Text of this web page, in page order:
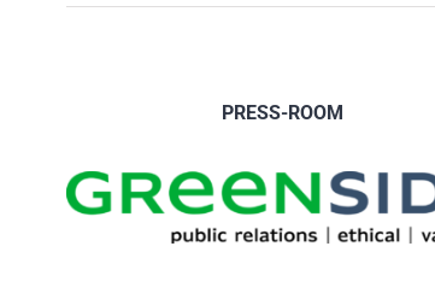
PRESS-ROOM